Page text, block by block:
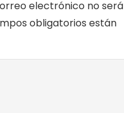
electrónico no será
obligatorios están